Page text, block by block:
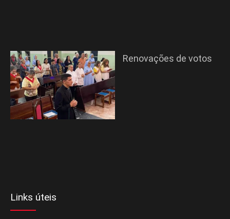
Renovações de votos
Links úteis